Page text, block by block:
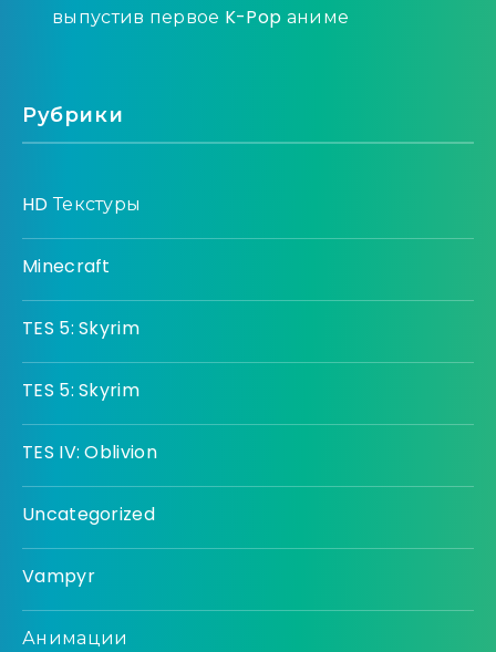
выпустив первое K-Pop аниме
Рубрики
HD Текстуры
Minecraft
TES 5: Skyrim
TES 5: Skyrim
TES IV: Oblivion
Uncategorized
Vampyr
Анимации